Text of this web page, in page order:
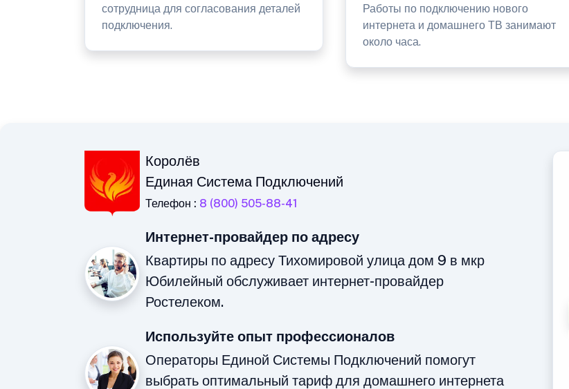
сотрудница для согласования деталей
подключения.
Работы по подключению нового
интернета и домашнего ТВ занимают
около часа.
Королёв
Единая Система Подключений
Телефон : 8 (800) 505-88-41
Интернет-провайдер по адресу
Квартиры по адресу Тихомировой улица дом 9 в мкр
Юбилейный обслуживает интернет-провайдер
Ростелеком.
Используйте опыт профессионалов
Операторы Единой Системы Подключений помогут
выбрать оптимальный тариф для домашнего интернета